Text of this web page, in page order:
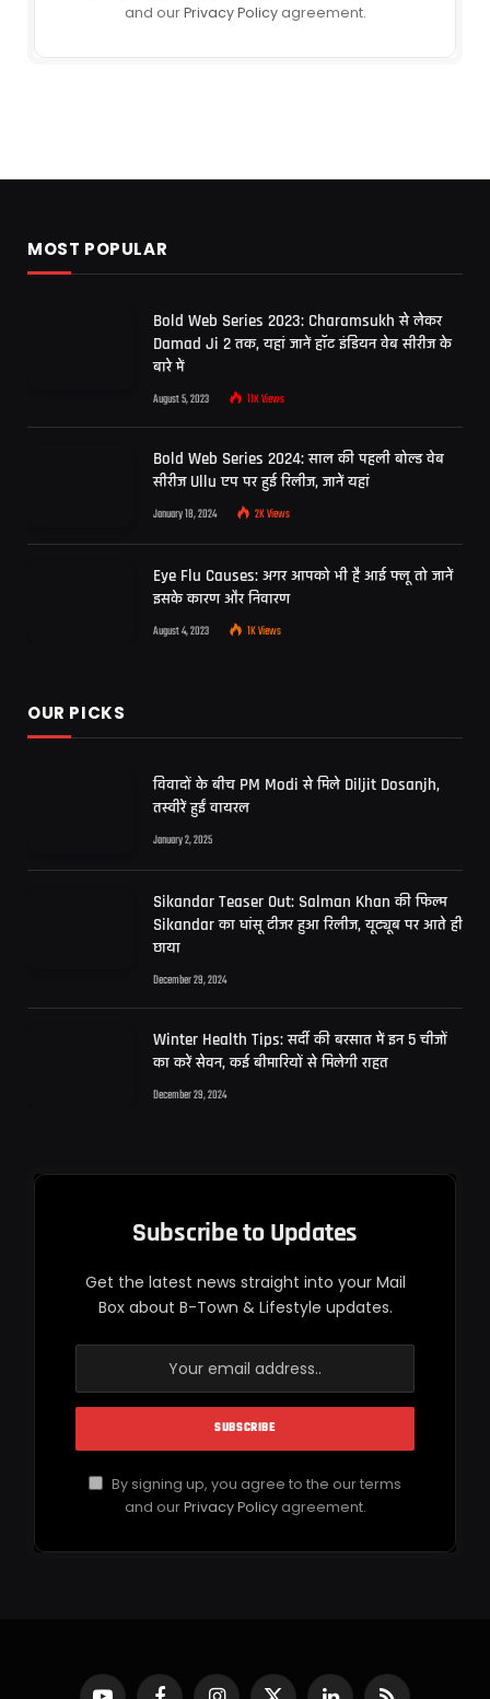
and ourPrivacy Policyagreement.
MOST POPULAR
Bold Web Series 2023: Charamsukh से लेकर
Damad Ji 2 तक, यहां जानें हॉट इंडियन वेब सीरीज के
बारे में
August 5, 2023 11KViews
Bold Web Series 2024: साल की पहली बोल्ड वेब
सीरीज Ullu एप पर हुई रिलीज, जानें यहां
January 18, 2024 2KViews
Eye Flu Causes: अगर आपको भी है आई फ्लू तो जानें
इसके कारण और निवारण
August 4, 2023 1KViews
OUR PICKS
विवादों के बीच PM Modi से मिले Diljit Dosanjh,
तस्वीरें हुईं वायरल
January 2, 2025
Sikandar Teaser Out: Salman Khan की फिल्म
Sikandar का धांसू टीजर हुआ रिलीज, यूट्यूब पर आते ही
छाया
December 29, 2024
Winter Health Tips: सर्दी की बरसात में इन 5 चीजों
का करें सेवन, कई बीमारियों से मिलेगी राहत
December 29, 2024
Subscribe to Updates
Get the latest news straight into your Mail
Box about B-Town & Lifestyle updates.
By signing up, you agree to the our terms
and ourPrivacy Policyagreement.